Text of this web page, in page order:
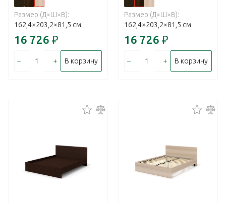
Размер (Д×Ш×В):
162,4×203,2×81,5 см
16 726 ₽
– + В корзину
Размер (Д×Ш×В):
162,4×203,2×81,5 см
16 726 ₽
– + В корзину